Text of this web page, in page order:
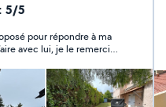
5/5
pour répondre à ma
avec lui, je le remercie